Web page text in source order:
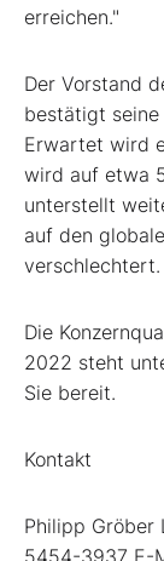
erreichen."
Der Vorstand
bestätigt
Erwartet wird
wird auf etwa
unterstellt
auf den
verschlechtert.
Die
2022 steht
Sie bereit.
Kontakt
Philipp Gröber
5454-3937 E-